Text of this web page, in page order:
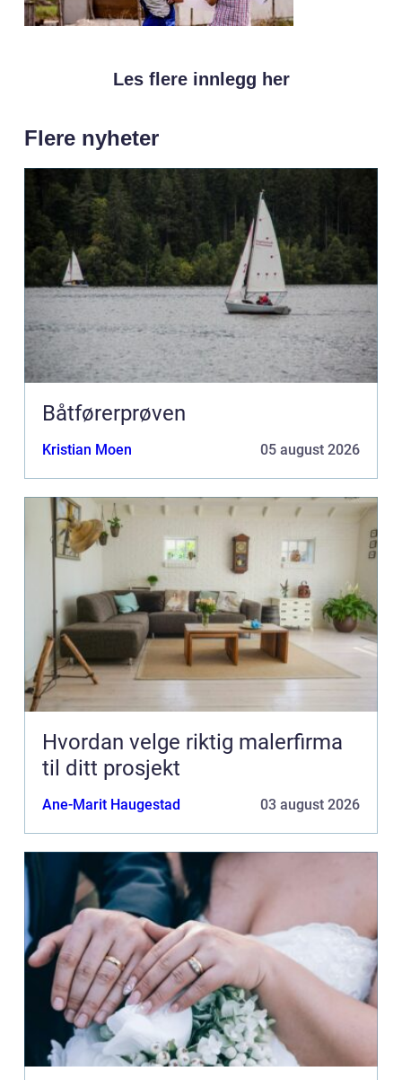
Les flere innlegg her
Flere nyheter
Båtførerprøven
Kristian Moen 05 august 2026
Hvordan velge riktig malerfirma
til ditt prosjekt
Ane-Marit Haugestad 03 august 2026